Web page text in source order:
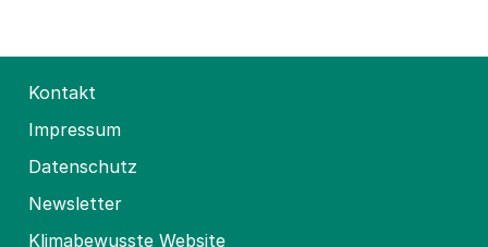
Kontakt
Impressum
Datenschutz
Newsletter
Klimabewusste Website